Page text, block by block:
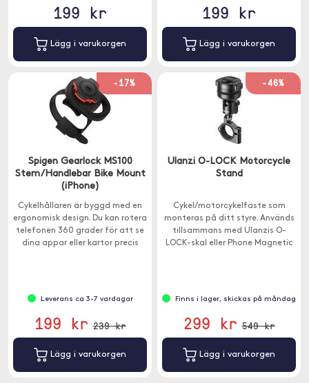
199 kr
Lägg i varukorgen
199 kr
Lägg i varukorgen
-17%
Spigen Gearlock MS100
Stem/Handlebar Bike Mount
(iPhone)
Cykelhållaren är byggd med en
ergonomisk design. Du kan rotera
telefonen 360 grader för att se
dina appar eller kartor precis
Leverans ca 3-7 vardagar
199 kr 239 kr
Lägg i varukorgen
-46%
Ulanzi O-LOCK Motorcycle
Stand
Cykel/motorcykelfäste som
monteras på ditt styre. Används
tillsammans med Ulanzis O-
LOCK-skal eller Phone Magnetic
Finns i lager, skickas på måndag
299 kr 549 kr
Lägg i varukorgen